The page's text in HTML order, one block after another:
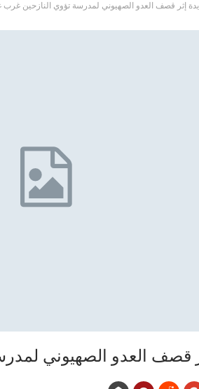
إثر قصف العدو الصهيوني لمدرسة تؤوي النازحين غرب
قصف العدو الصهيوني